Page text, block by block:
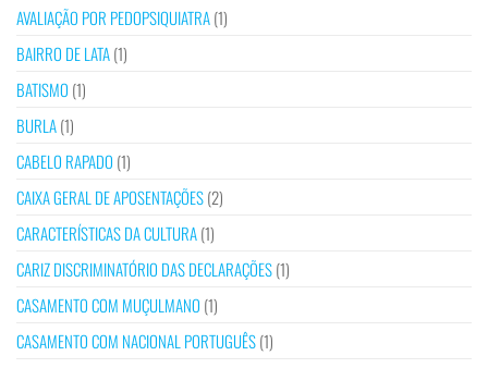
AVALIAÇÃO POR PEDOPSIQUIATRA(1)
BAIRRO DE LATA(1)
BATISMO (1)
BURLA(1)
CABELO RAPADO (1)
CAIXA GERAL DE APOSENTAÇÕES(2)
CARACTERÍSTICAS DA CULTURA(1)
CARIZ DISCRIMINATÓRIO DAS DECLARAÇÕES(1)
CASAMENTO COM MUÇULMANO (1)
CASAMENTO COM NACIONAL PORTUGUÊS(1)